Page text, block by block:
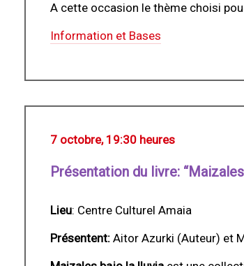
A cette occasion le thème choisi
Information et Bases
7 octobre, 19:30 heures
Présentation du livre:
Lieu: Centre Culturel Amaia
Présentent: Aitor Azurki (Auteur) et